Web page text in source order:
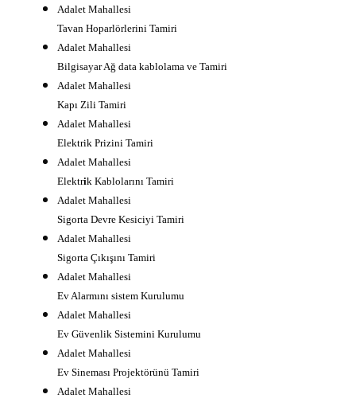
Adalet Mahallesi
Tavan Hoparlörlerini Tamiri
Adalet Mahallesi
Bilgisayar Ağ data kablolama ve Tamiri
Adalet Mahallesi
Kapı Zili Tamiri
Adalet Mahallesi
Elektrik Prizini Tamiri
Adalet Mahallesi
Elektrik Kablolarını Tamiri
Adalet Mahallesi
Sigorta Devre Kesiciyi Tamiri
Adalet Mahallesi
Sigorta Çıkışını Tamiri
Adalet Mahallesi
Ev Alarmını sistem Kurulumu
Adalet Mahallesi
Ev Güvenlik Sistemini Kurulumu
Adalet Mahallesi
Ev Sineması Projektörünü Tamiri
Adalet Mahallesi